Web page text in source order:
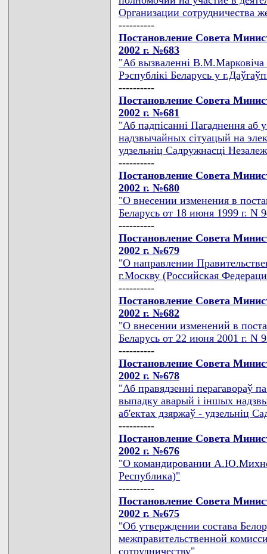
Организации сотрудничества
----------
Постановление Совета
2002 г. №683
"Аб вызваленнi В.М.Марковiча
Рэспублiкi Беларусь у
----------
Постановление Совета
2002 г. №681
"Аб падпiсаннi Пагаднення аб
надзвычайных сiтуацый на
удзельнiц Садружнасцi
----------
Постановление Совета
2002 г. №680
"О внесении изменения в
Беларусь от 18 июня 1999 г. N
----------
Постановление Совета
2002 г. №679
"О направлении
г.Москву (Российская
----------
Постановление Совета
2002 г. №682
"О внесении изменений в
Беларусь от 22 июня 2001 г. N
----------
Постановление Совета
2002 г. №678
"Аб правядзеннi перагавораў
выпадку аварый i iншых
аб'ектах дзяржаў - удзельнiц
----------
Постановление Совета
2002 г. №676
"О командировании
Республика)"
----------
Постановление Совета
2002 г. №675
"Об утверждении состава
межправительственной
сотрудничеству"